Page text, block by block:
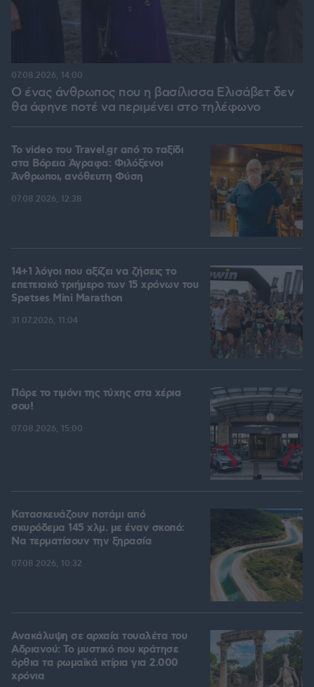
Ο ένας άνθρωπος που η βασίλισσα Ελισάβετ δεν
θα άφηνε ποτέ να περιμένει στο τηλέφωνο
07.08.2026, 14:00
To video του Travel.gr από το ταξίδι
στα Βόρεια Άγραφα: Φιλόξενοι
Άνθρωποι, ανόθευτη Φύση
07.08.2026, 12:38
14+1 λόγοι που αξίζει να ζήσεις το
επετειακό τριήμερο των 15 χρόνων του
Spetses Mini Marathon
31.07.2026, 11:04
Πάρε το τιμόνι της τύχης στα χέρια
σου!
07.08.2026, 15:00
Κατασκευάζουν ποτάμι από
σκυρόδεμα 145 χλμ. με έναν σκοπό:
Να τερματίσουν την ξηρασία
07.08.2026, 10:32
Ανακάλυψη σε αρχαία τουαλέτα του
Αδριανού: Το μυστικό που κράτησε
όρθια τα ρωμαϊκά κτίρια για 2.000
χρόνια